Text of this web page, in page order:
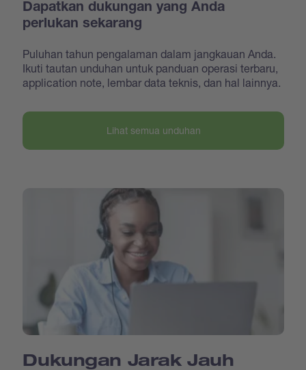
Dapatkan dukungan yang Anda
perlukan sekarang
Puluhan tahun pengalaman dalam jangkauan Anda.
Ikuti tautan unduhan untuk panduan operasi terbaru,
application note, lembar data teknis, dan hal lainnya.
Lihat semua unduhan
Dukungan Jarak Jauh